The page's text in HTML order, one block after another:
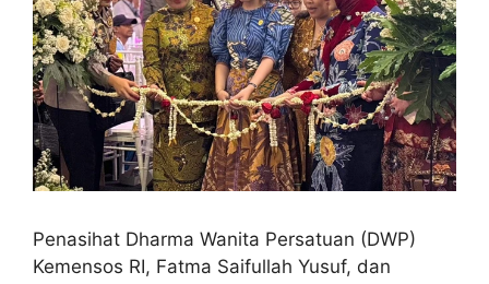
Penasihat Dharma Wanita Persatuan (DWP)
Kemensos RI, Fatma Saifullah Yusuf, dan